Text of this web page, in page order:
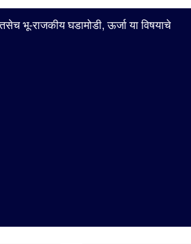
भू-राजकीय घडामोडी, ऊर्जा या विषयाचे